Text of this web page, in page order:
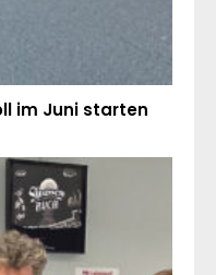
im Juni starten